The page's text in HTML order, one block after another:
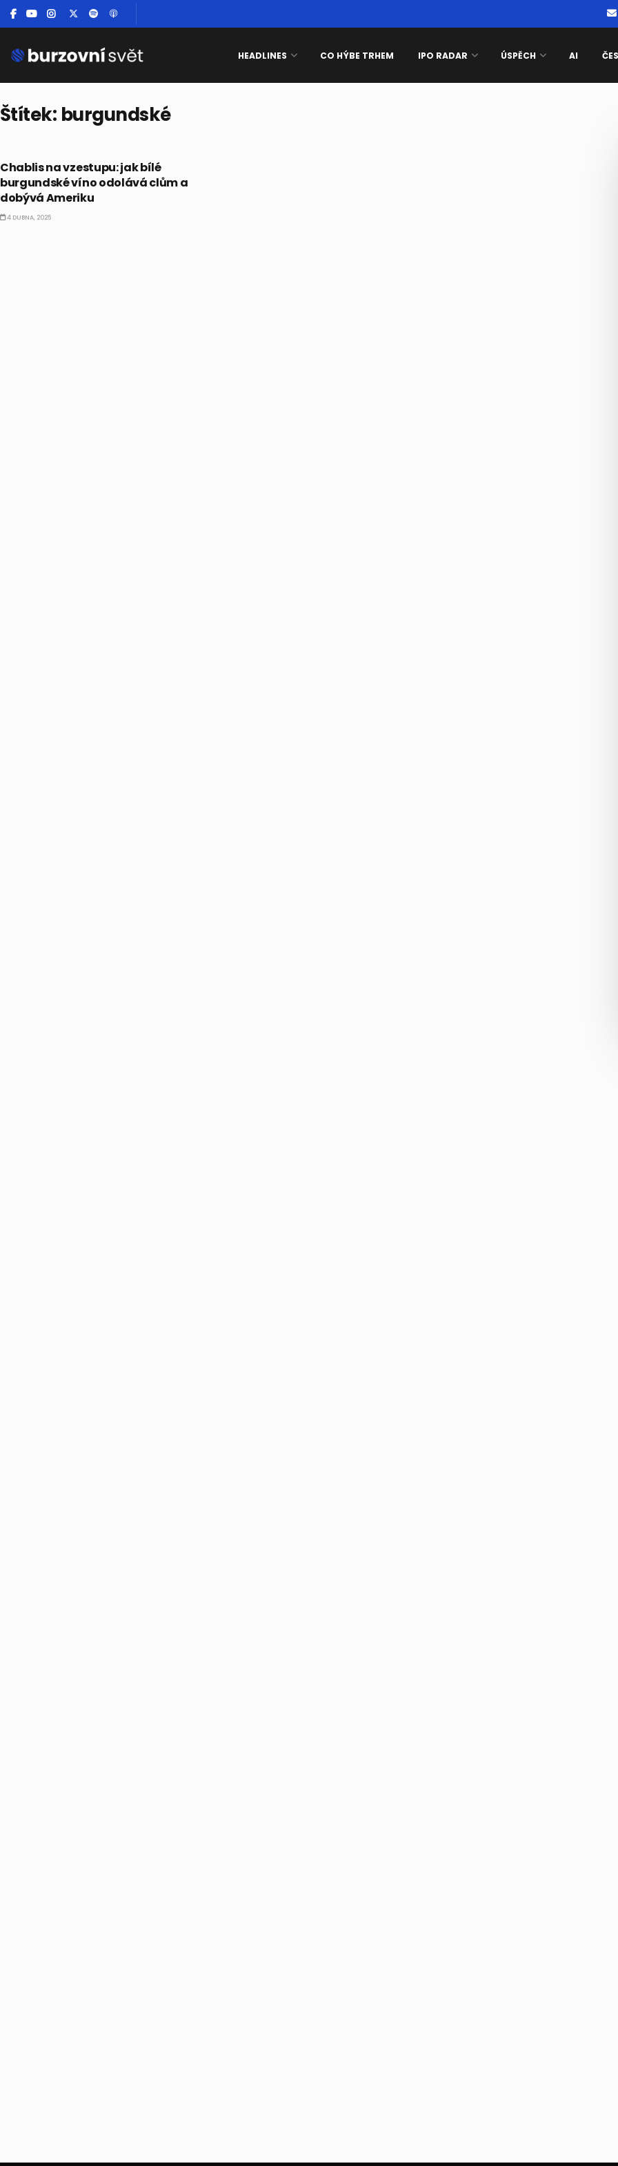
HEADLINES CO HÝBE TRHEM IPO RADAR ÚSPĚCH AI
Štítek: burgundské
Chablis na vzestupu: jak bílé
burgundské víno odolává clům a
dobývá Ameriku
4 DUBNA, 2025